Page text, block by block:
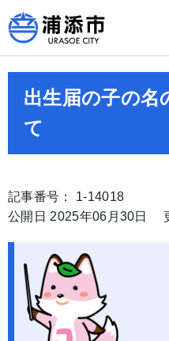
出生届の子の名
て
記事番号： 1-14018
公開日 2025年06月30日